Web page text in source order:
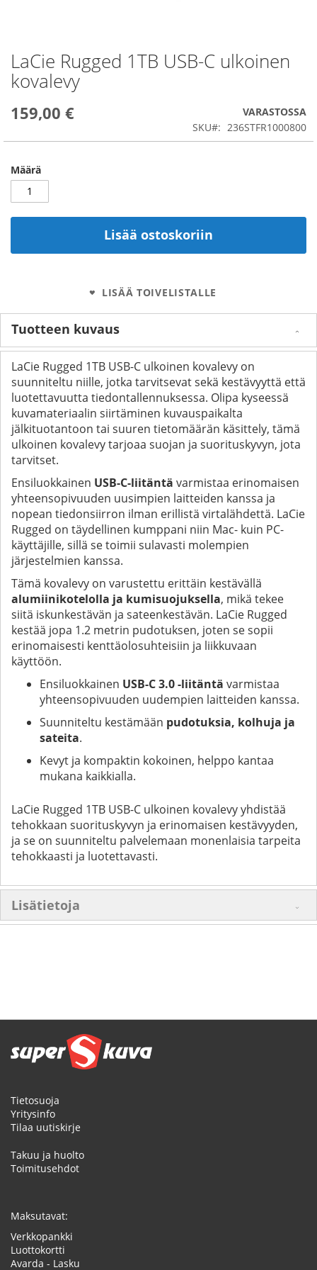
LaCie Rugged 1TB USB-C ulkoinen
kovalevy
159,00 €
VARASTOSSA
SKU
236STFR1000800
Määrä
Lisää ostoskoriin
LISÄÄ TOIVELISTALLE
Skip
to
the
of
Tuotteen kuvaus
LaCie Rugged 1TB USB-C ulkoinen kovalevy on
suunniteltu niille, jotka tarvitsevat sekä kestävyyttä että
luotettavuutta tiedontallennuksessa. Olipa kyseessä
kuvamateriaalin siirtäminen kuvauspaikalta
jälkituotantoon tai suuren tietomäärän käsittely, tämä
ulkoinen kovalevy tarjoaa suojan ja suorituskyvyn, jota
tarvitset.
Ensiluokkainen USB-C-liitäntä varmistaa erinomaisen
yhteensopivuuden uusimpien laitteiden kanssa ja
nopean tiedonsiirron ilman erillistä virtalähdettä. LaCie
Rugged on täydellinen kumppani niin Mac- kuin PC-
käyttäjille, sillä se toimii sulavasti molempien
järjestelmien kanssa.
Tämä kovalevy on varustettu erittäin kestävällä
alumiinikotelolla ja kumisuojuksella, mikä tekee
siitä iskunkestävän ja sateenkestävän. LaCie Rugged
kestää jopa 1.2 metrin pudotuksen, joten se sopii
erinomaisesti kenttäolosuhteisiin ja liikkuvaan
käyttöön.
Ensiluokkainen USB-C 3.0 -liitäntä varmistaa
yhteensopivuuden uudempien laitteiden kanssa.
Suunniteltu kestämään pudotuksia, kolhuja ja
sateita.
Kevyt ja kompaktin kokoinen, helppo kantaa
mukana kaikkialla.
LaCie Rugged 1TB USB-C ulkoinen kovalevy yhdistää
tehokkaan suorituskyvyn ja erinomaisen kestävyyden,
ja se on suunniteltu palvelemaan monenlaisia tarpeita
tehokkaasti ja luotettavasti.
Lisätietoja
Tietosuoja
Yritysinfo
Tilaa uutiskirje
Takuu ja huolto
Toimitusehdot
Maksutavat:
Verkkopankki
Luottokortti
Avarda - Lasku